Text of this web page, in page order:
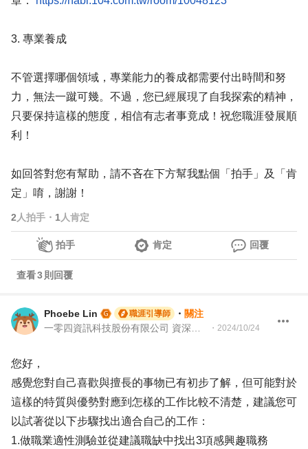
3. 專業養成
不管選擇哪個領域，專業能力的養成都需要付出時間和努
力，無法一蹴可幾。不過，您已經展現了自我探索的精神，
只要保持這樣的態度，相信有志者事竟成！祝您職涯發展順
利！
如回答對您有幫助，請不吝在下方幫我點個「拍手」及「肯
定」唷，謝謝！
2 人拍手 ・ 1 人肯定
拍手 肯定 回覆
查看3則回覆
Phoebe Lin 職涯引導師 ・ 關注
・ 2024/10/24
您好，
感覺您對自己喜歡與擅長的事物已有初步了解，但可能對於
這樣的特質與優勢對應到怎樣的工作比較不清楚，建議您可
以試著從以下步驟找出適合自己的工作：
1.做職業適性測驗並從建議職缺中找出3項感興趣職務